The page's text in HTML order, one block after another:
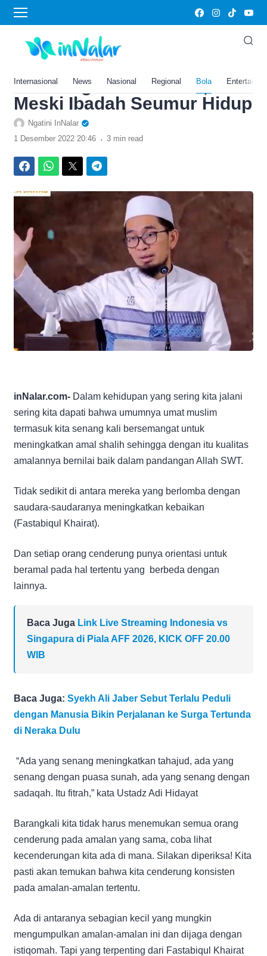
Internasional News Nasional Regional Bola
Home›Bola
Ustadz Adi Hidayat
Beberkan 5 Perbuatan yang
Bisa Gugurkan Pahala,
Meski Ibadah Seumur Hidup
Ngatini InNalar
1 Desember 2022 20:46 . 3 min read
inNalar.com- Dalam kehidupan yang sering kita jalani
sering kita dapati bahwa umumnya umat muslim
termasuk kita senang kali bersemangat untuk
meningkatkan amal shalih sehingga dengan itu kualitas
amalannya bernilai baik dalam pandangan Allah SWT.
Tidak sedikit di antara mereka yang berlomba dengan
saudara-saudaranya meningkatkan kebaikan
(Fastabiqul Khairat).
Dan setiap orang cenderung punya orientasi untuk
beramal pada hal tertentu yang berbeda dengan
lainnya.
Baca Juga Link Live Streaming Indonesia vs
Singapura di Piala AFF 2026, KICK OFF 20.00
WIB
Baca Juga: Syekh Ali Jaber Sebut Terlalu Peduli
dengan Manusia Bikin Perjalanan ke Surga Tertunda
di Neraka Dulu
“Ada yang senang meningkatkan tahajud, ada yang
senang dengan puasa sunah, ada yang senang dengan
sadaqah. Itu fitrah,” kata Ustadz Adi Hidayat
Barangkali kita tidak harus menemukan semua orang
cenderung pada amalan yang sama, coba lihat
kecenderungan kita ada di mana. Silakan diperiksa! Kita
pasti akan temukan bahwa kita cenderung konsisten
pada amalan-amalan tertentu.
Ada di antaranya sebagian kecil yang mungkin
mengumpulkan amalan-amalan ini dan dijaga dengan
istiqomah. Tapi yang terpenting dari Fastabiqul Khairat